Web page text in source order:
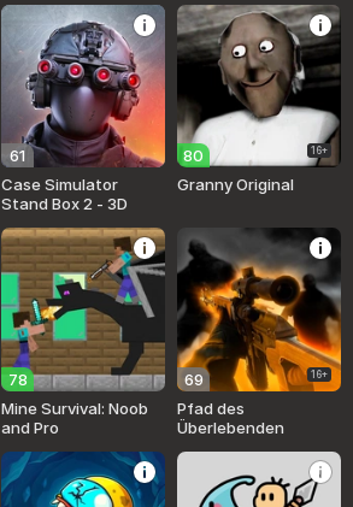
61
Case Simulator
Stand Box 2 - 3D
80 16+
Granny Original
78
Mine Survival: Noob
and Pro
69 16+
Pfad des
Überlebenden